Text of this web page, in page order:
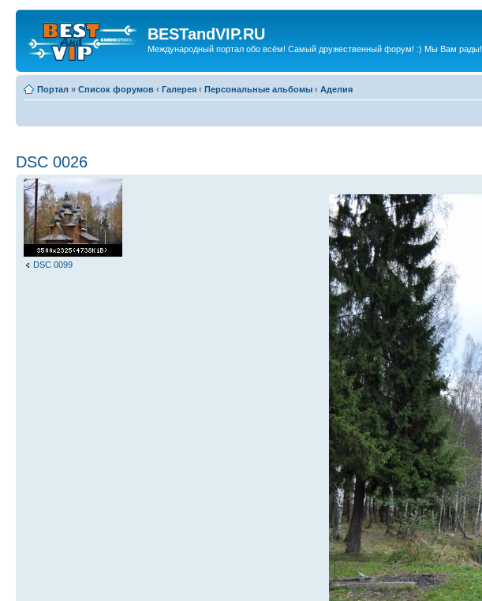
BESTandVIP.RU
Международный портал обо всём! Самый дружественный форум! :) Мы Вам рады!
Портал » Список форумов ‹ Галерея ‹ Персональные альбомы ‹ Аделия
DSC 0026
DSC 0099